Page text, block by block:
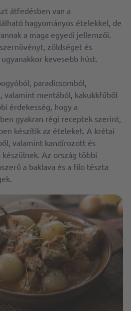
átfedésben van a
hagyományos ételekkel, de
a maga egyedi jellemzői.
zöldséget és
kevesebb húst.
paradicsomból,
valamint mentából, kakukkfűből
érdekesség, hogy a
gyakran régi receptek szerint,
készítik az ételeket. A krétai
valamint kandírozott és
Az ország többi
a baklava és a filo tészta